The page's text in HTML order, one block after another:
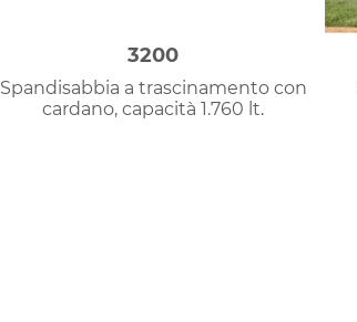
3200
Spandisabbia a trascinamento con
cardano, capacità 1.760 lt.